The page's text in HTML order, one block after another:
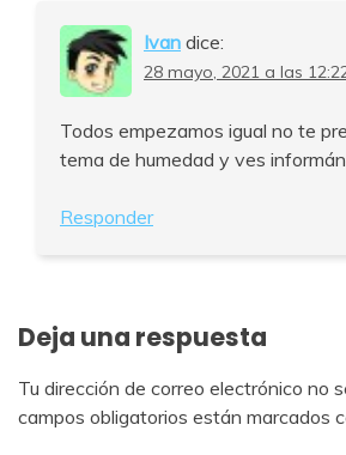
Ivan dice:
28 mayo, 2021 a las
Todos empezamos igual no te
tema de humedad y ves
Responder
Deja una respuesta
Tu dirección de correo electrónico no
campos obligatorios están marcados